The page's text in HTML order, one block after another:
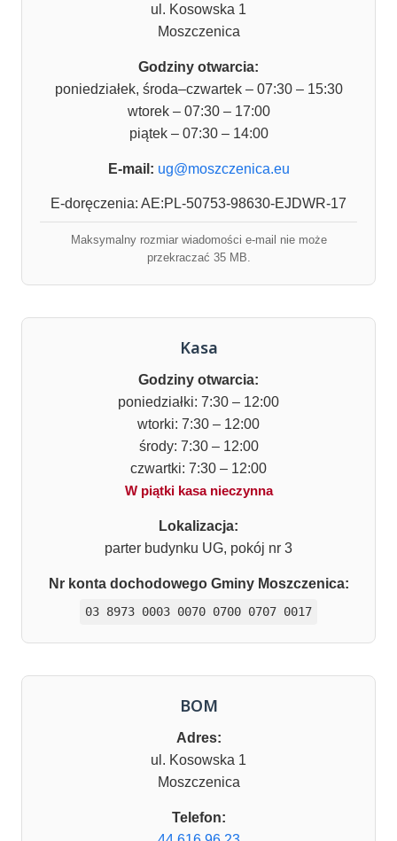
ul. Kosowska 1
Moszczenica
Godziny otwarcia:
poniedziałek, środa–czwartek – 07:30 – 15:30
wtorek – 07:30 – 17:00
piątek – 07:30 – 14:00
E-mail: ug@moszczenica.eu
E-doręczenia: AE:PL-50753-98630-EJDWR-17
Maksymalny rozmiar wiadomości e-mail nie może
przekraczać 35 MB.
Kasa
Godziny otwarcia:
poniedziałki: 7:30 – 12:00
wtorki: 7:30 – 12:00
środy: 7:30 – 12:00
czwartki: 7:30 – 12:00
W piątki kasa nieczynna
Lokalizacja:
parter budynku UG, pokój nr 3
Nr konta dochodowego Gminy Moszczenica:
03 8973 0003 0070 0700 0707 0017
BOM
Adres:
ul. Kosowska 1
Moszczenica
Telefon: